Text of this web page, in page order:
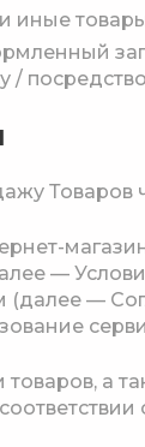
иные
/
—
(далее —
а